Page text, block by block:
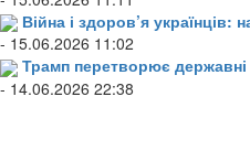
Війна і здоров’я українців:
- 15.06.2026 11:02
Трамп перетворює
- 14.06.2026 22:38